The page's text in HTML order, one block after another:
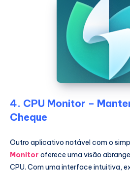
4. CPU Monitor –
Cheque
Outro aplicativo notável com o
Monitor oferece uma visão
CPU. Com uma interface intuitiva,